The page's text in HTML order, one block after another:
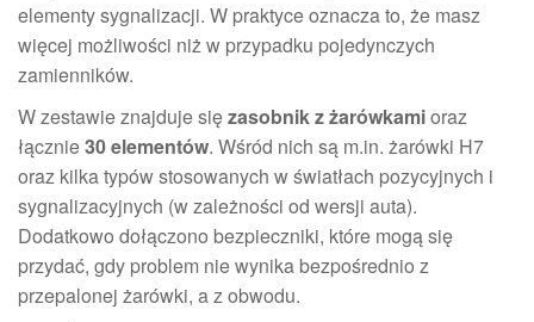
elementy sygnalizacji. W praktyce oznacza to, że masz
więcej możliwości niż w przypadku pojedynczych
zamienników.
W zestawie znajduje sięzasobnik z żarówkamioraz
łącznie30 elementów. Wśród nich są m.in. żarówki H7
oraz kilka typów stosowanych w światłach pozycyjnych i
sygnalizacyjnych (w zależności od wersji auta).
Dodatkowo dołączono bezpieczniki, które mogą się
przydać, gdy problem nie wynika bezpośrednio z
przepalonej żarówki, a z obwodu.